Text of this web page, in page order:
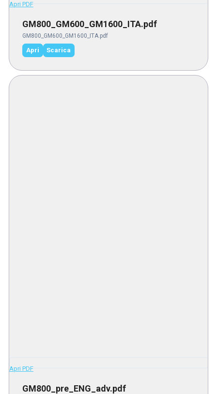
Apri PDF
GM800_GM600_GM1600_ITA.pdf
GM800_GM600_GM1600_ITA.pdf
Apri Scarica
Apri PDF
GM800_pre_ENG_adv.pdf